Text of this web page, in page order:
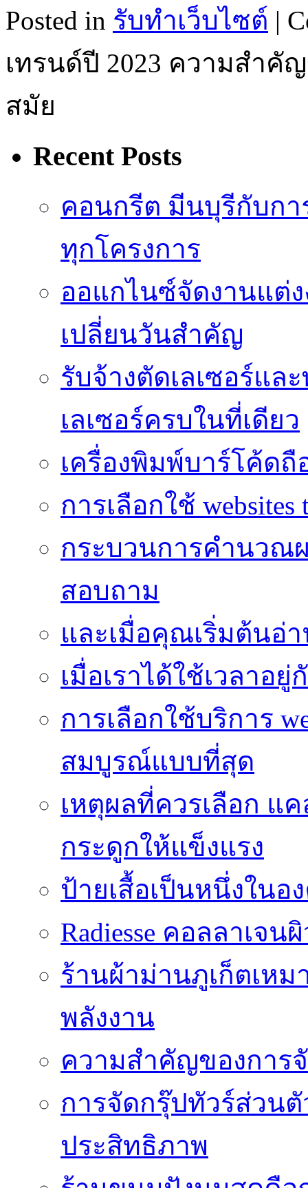
Posted in รับทําเว็บไซต์ |
เทรนด์ปี 2023 ความสำคั
สมัย
Recent Posts
คอนกรีต มีนบุรีกับกา
ทุกโครงการ
ออแกไนซ์จัดงานแต่
เปลี่ยนวันสำคัญ
รับจ้างตัดเลเซอร์แ
เลเซอร์ครบในที่เดียว
เครื่องพิมพ์บาร์โค้ด
การเลือกใช้ websites
กระบวนการคำนวณ
สอบถาม
และเมื่อคุณเริ่มต้นอ่า
เมื่อเราได้ใช้เวลาอยู่
การเลือกใช้บริการ
สมบูรณ์แบบที่สุด
เหตุผลที่ควรเลือก แ
กระดูกให้แข็งแรง
ป้ายเสื้อเป็นหนึ่งใน
Radiesse คอลลาเจน
ร้านผ้าม่านภูเก็ตเห
พลังงาน
ความสำคัญของการ
การจัดกรุ๊ปทัวร์ส่วน
ประสิทธิภาพ